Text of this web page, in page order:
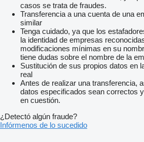
casos se trata de fraudes.
Transferencia a una cuenta de una
similar
Tenga cuidado, ya que los
la identidad de empresas
modificaciones mínimas en su
tiene dudas sobre el nombre de la
Sustitución de sus propios datos en
real
Antes de realizar una transferencia,
datos especificados sean correctos
en cuestión.
¿Detectó algún fraude?
Infórmenos de lo sucedido